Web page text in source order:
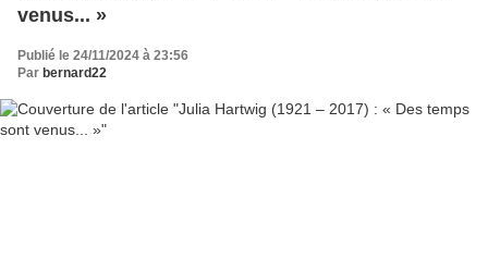
venus... »
Publié le 24/11/2024 à 23:56
Par bernard22